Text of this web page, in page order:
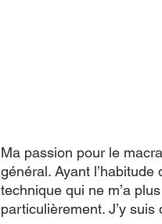
Ma passion pour le
général. Ayant
technique qui ne m’a
particulièrement. J’y